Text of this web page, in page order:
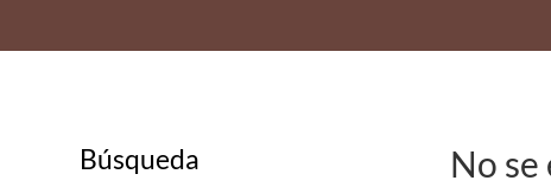
Búsqueda No